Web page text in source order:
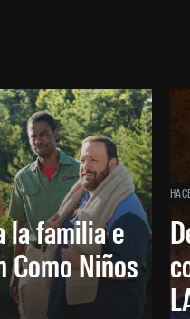
la familia e
Como Niños